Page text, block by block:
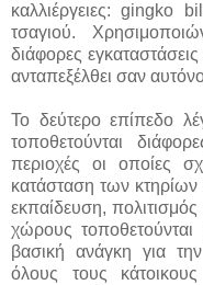
καλλιέργειες: gingko
τσαγιού.
διάφορες
ανταπεξέλθει σαν
Το δεύτερο επίπεδο
τοποθετούνται
περιοχές οι οποίες
κατάσταση των κτηρίων
εκπαίδευση,
χώρους τοποθετούνται
βασική ανάγκη για
όλους τους